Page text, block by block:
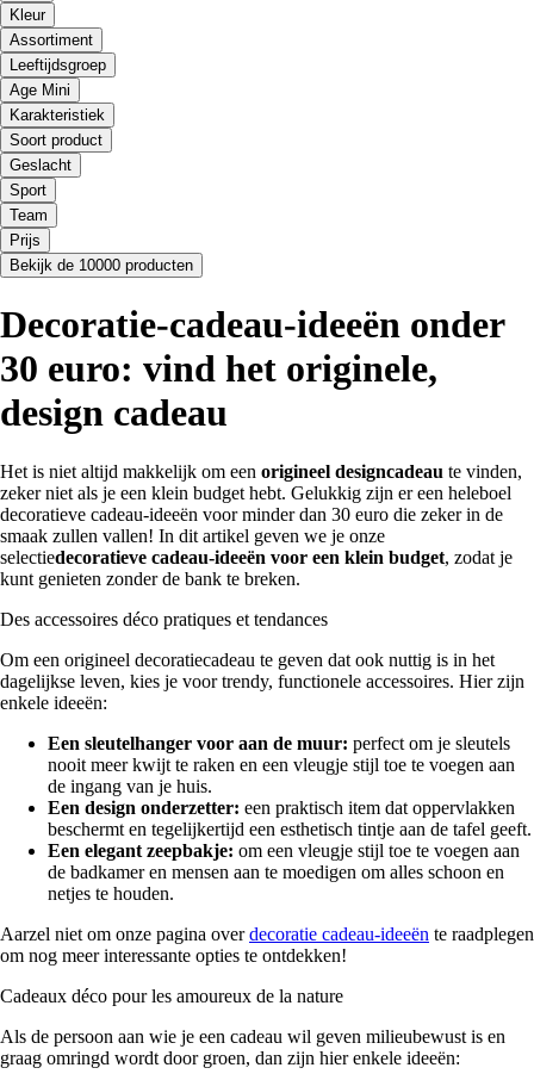
Kleur
Assortiment
Leeftijdsgroep
Age Mini
Karakteristiek
Soort product
Geslacht
Sport
Team
Prijs
Bekijk de 10000 producten
Decoratie-cadeau-ideeën onder
30 euro: vind het originele,
design cadeau
Het is niet altijd makkelijk om een origineel designcadeau te vinden,
zeker niet als je een klein budget hebt. Gelukkig zijn er een heleboel
decoratieve cadeau-ideeën voor minder dan 30 euro die zeker in de
smaak zullen vallen! In dit artikel geven we je onze
selectiedecoratieve cadeau-ideeën voor een klein budget, zodat je
kunt genieten zonder de bank te breken.
Des accessoires déco pratiques et tendances
Om een origineel decoratiecadeau te geven dat ook nuttig is in het
dagelijkse leven, kies je voor trendy, functionele accessoires. Hier zijn
enkele ideeën:
Een sleutelhanger voor aan de muur: perfect om je sleutels
nooit meer kwijt te raken en een vleugje stijl toe te voegen aan
de ingang van je huis.
Een design onderzetter: een praktisch item dat oppervlakken
beschermt en tegelijkertijd een esthetisch tintje aan de tafel geeft.
Een elegant zeepbakje: om een vleugje stijl toe te voegen aan
de badkamer en mensen aan te moedigen om alles schoon en
netjes te houden.
Aarzel niet om onze pagina overdecoratie cadeau-ideeën te raadplegen
om nog meer interessante opties te ontdekken!
Cadeaux déco pour les amoureux de la nature
Als de persoon aan wie je een cadeau wil geven milieubewust is en
graag omringd wordt door groen, dan zijn hier enkele ideeën: